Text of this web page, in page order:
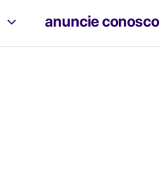
anuncie conosco